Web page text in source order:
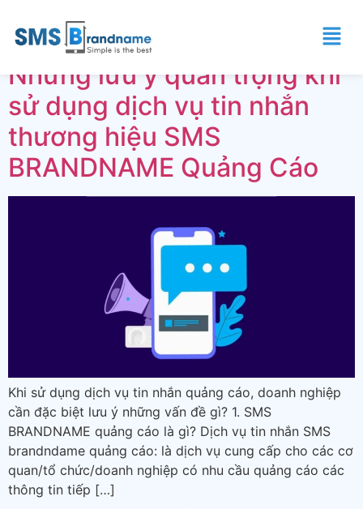
Thẻ:quangcao
Những lưu ý quan trọng khi
sử dụng dịch vụ tin nhắn
thương hiệu SMS
BRANDNAME Quảng Cáo
Khi sử dụng dịch vụ tin nhắn quảng cáo, doanh nghiệp
cần đặc biệt lưu ý những vấn đề gì? 1. SMS
BRANDNAME quảng cáo là gì? Dịch vụ tin nhắn SMS
brandndame quảng cáo: là dịch vụ cung cấp cho các cơ
quan/tổ chức/doanh nghiệp có nhu cầu quảng cáo các
thông tin tiếp […]